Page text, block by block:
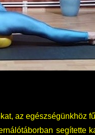
az
segítette